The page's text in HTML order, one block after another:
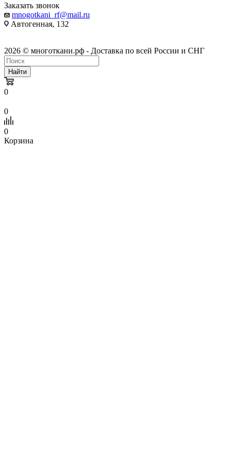
Заказать звонок
mnogotkani_rf@mail.ru
Автогенная, 132
2026 © многоткани.рф - Доставка по всей России и СНГ
Найти
0
0
0
Корзина